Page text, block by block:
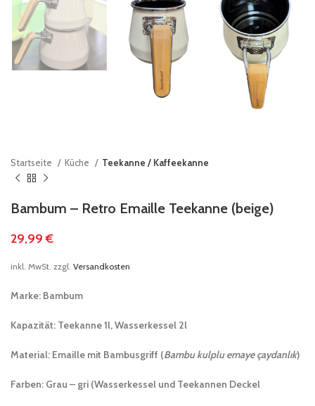
Startseite Küche Teekanne / Kaffeekanne
Bambum – Retro Emaille Teekanne (beige)
29,99€
inkl. MwSt. zzgl. Versandkosten
Marke: Bambum
Kapazität: Teekanne 1l, Wasserkessel 2l
Material: Emaille mit Bambusgriff (Bambu kulplu emaye çaydanlık)
Farben: Grau – gri (Wasserkessel und Teekannen Deckel